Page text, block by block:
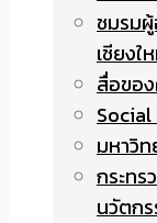
ชมรม
เชียงใ
สื่อขอ
Social
มหาวิท
กระทร
นวัตก